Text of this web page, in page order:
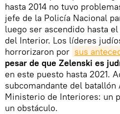
hasta 2014 no tuvo
jefe de la Policía Nacional
luego ser ascendido hasta
del Interior. Los líderes
horrorizaron por sus
pesar de que Zelenski es
en este puesto hasta 2021.
subcomandante del
Ministerio de Interiores: un
un obstáculo.